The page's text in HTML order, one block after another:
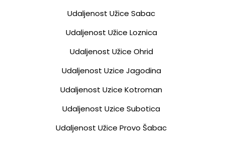
Udaljenost Užice Sabac
Udaljenost Užice Loznica
Udaljenost Užice Ohrid
Udaljenost Uzice Jagodina
Udaljenost Uzice Kotroman
Udaljenost Uzice Subotica
Udaljenost Užice Provo Šabac